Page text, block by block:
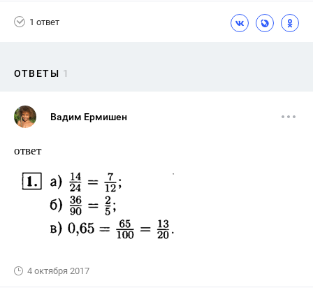
1 ответ
ОТВЕТЫ 1
Вадим Ермишен
ответ
4 октября 2017